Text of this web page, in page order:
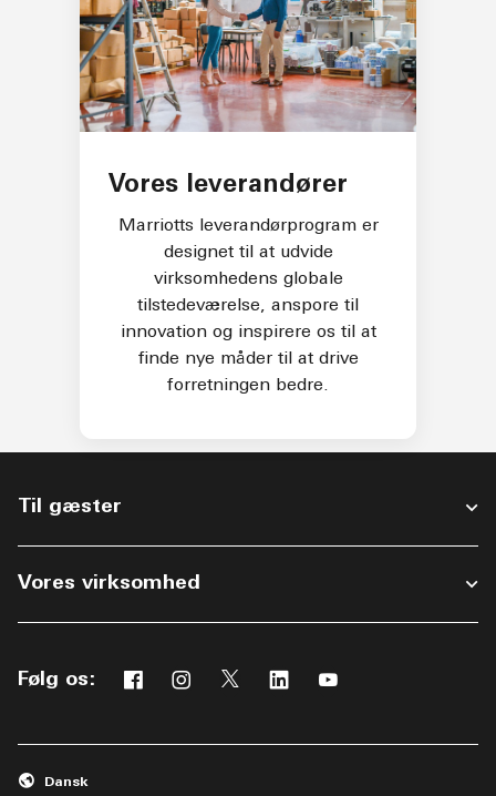
Vores leverandører
Marriotts leverandørprogram er
designet til at udvide
virksomhedens globale
tilstedeværelse, anspore til
innovation og inspirere os til at
finde nye måder til at drive
forretningen bedre.
Til gæster
Vores virksomhed
Følg os:
Facebook
Åbner et nyt vindue
Instagram
Åbner et nyt vindue
Twitter
Åbner et nyt vindue
Linkedin
Åbner et nyt vindue
Dansk